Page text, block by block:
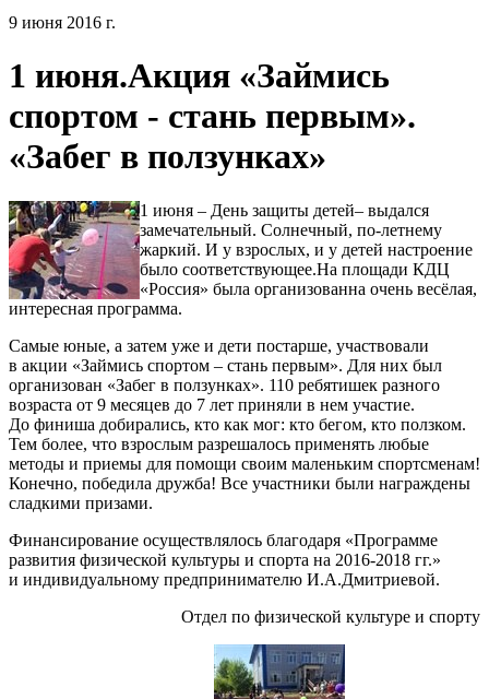
9 июня 2016 г.
1 июня.Акция «Займись
спортом - стань первым».
«Забег в ползунках»
1 июня – День защиты детей– выдался
замечательный. Солнечный, по-летнему
жаркий. И у взрослых, и у детей настроение
было соответствующее.На площади КДЦ
«Россия» была организованна очень весёлая,
интересная программа.
Самые юные, а затем уже и дети постарше, участвовали
в акции «Займись спортом – стань первым». Для них был
организован «Забег в ползунках». 110 ребятишек разного
возраста от 9 месяцев до 7 лет приняли в нем участие.
До финиша добирались, кто как мог: кто бегом, кто ползком.
Тем более, что взрослым разрешалось применять любые
методы и приемы для помощи своим маленьким спортсменам!
Конечно, победила дружба! Все участники были награждены
сладкими призами.
Финансирование осуществлялось благодаря «Программе
развития физической культуры и спорта на 2016-2018 гг.»
и индивидуальному предпринимателю И.А.Дмитриевой.
Отдел по физической культуре и спорту